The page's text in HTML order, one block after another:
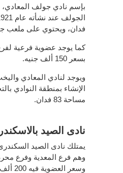
بإسم نادي جولف المعادي،
فدان، ويحتوي على ملعب جولف
كما يوجد عضوية فرعية
بسعر 150 ألف جنيه.
ويوجد لنادي المعادي
الإنشاء بمنطقة النوادي
مساحة 83 فدان.
نادى الصيد
وهم فرع المعدية وفرع
وسعر العضوية فيه 200 ألف جنية.